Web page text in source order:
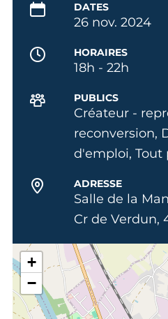
DATES
26 nov. 2024
HORAIRES
18h - 22h
PUBLICS
Créateur -
reconversion,
d'emploi, Tout
ADRESSE
Salle de la
Cr de Verdun,
+
−